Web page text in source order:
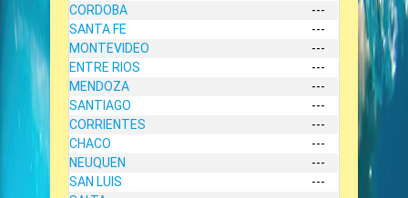
CORDOBA
---
SANTA FE
---
MONTEVIDEO
---
ENTRE RIOS
---
MENDOZA
---
SANTIAGO
---
CORRIENTES
---
CHACO
---
NEUQUEN
---
SAN LUIS
---